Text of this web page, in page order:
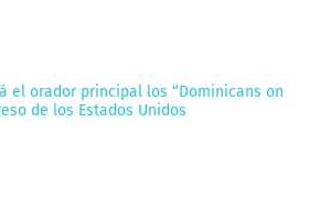
el orador principal los “Dominicans on
de los Estados Unidos